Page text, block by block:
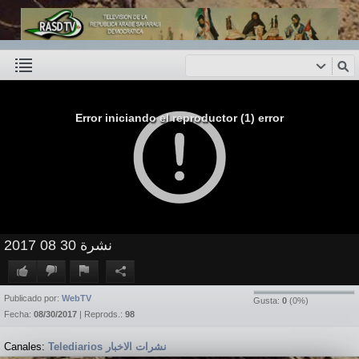
Error iniciando el reproductor (1) error
نشرة 30 08 2017
Gusta: 0 (0%)
Publicado por: WebTV
Fecha: 08/30/2017 | Reprods.: 98
Canales: Telediarios نشرات الاخبار